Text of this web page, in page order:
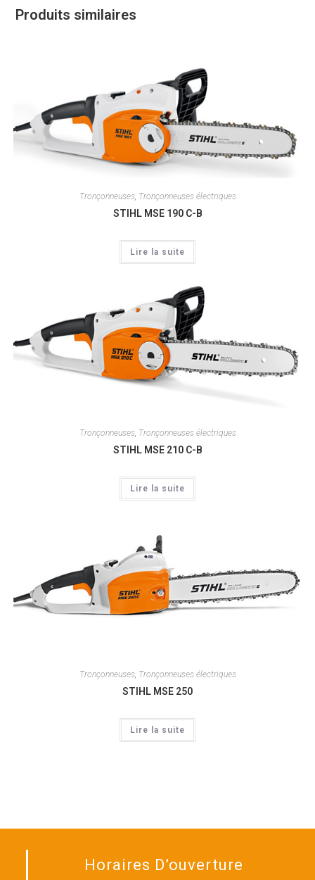
Produits similaires
Tronçonneuses, Tronçonneuses électriques
STIHL MSE 190 C-B
Lire la suite
Tronçonneuses, Tronçonneuses électriques
STIHL MSE 210 C-B
Lire la suite
Tronçonneuses, Tronçonneuses électriques
STIHL MSE 250
Lire la suite
Horaires D’ouverture